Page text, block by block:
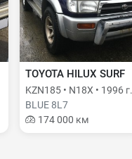
TOYOTA HILUX SURF
KZN185 • N18X • 1996 г.
BLUE 8L7
174 000 км